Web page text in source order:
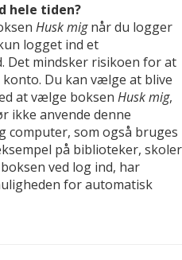
hele tiden?
Husk mignår du logger
logget ind et
Det mindsker risikoen for at
Du kan vælge at blive
at vælge boksen Husk mig,
ikke anvende denne
computer, som også bruges
på biblioteker, skoler
ved log ind, har
for automatisk